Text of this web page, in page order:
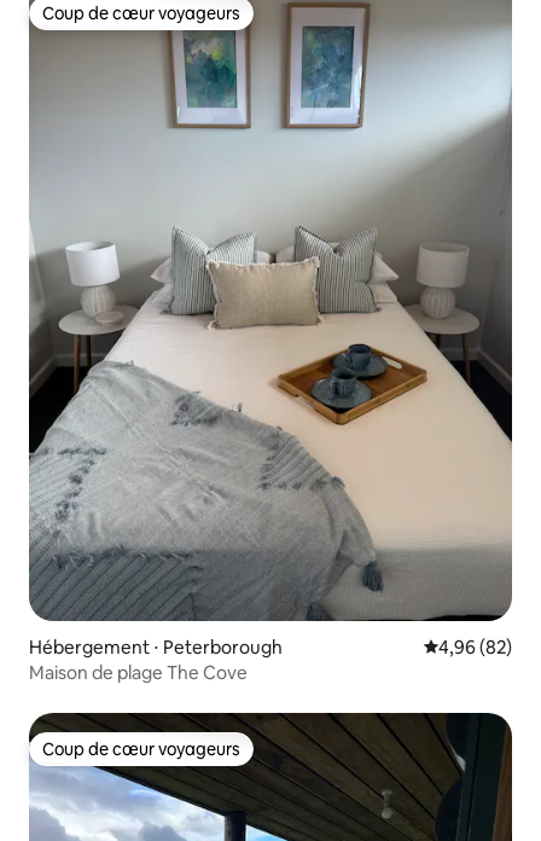
Coup de cœur voyageurs
Coup de cœur voyageurs
Hébergement ⋅ Peterborough Évaluation
4,96 (82)
Maison de plage The Cove
Coup de cœur voyageurs
Coup de cœur voyageurs